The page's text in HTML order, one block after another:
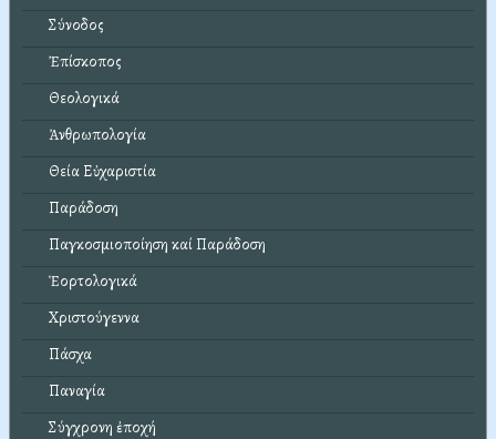
Σύνοδος
Ἐπίσκοπος
Θεολογικά
Ἀνθρωπολογία
Θεία Εὐχαριστία
Παράδοση
Παγκοσμιοποίηση καί Παράδοση
Ἑορτολογικά
Χριστούγεννα
Πάσχα
Παναγία
Σύγχρονη ἐποχή